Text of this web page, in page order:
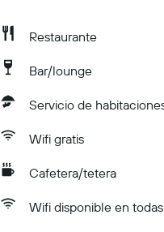
Restaurante
Bar/lounge
Servicio de
Wifi gratis
Cafetera/tetera
Wifi disponible en